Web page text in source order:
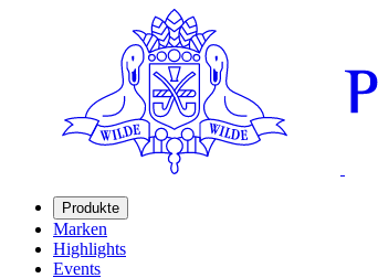
Produkte
Marken
Highlights
Events